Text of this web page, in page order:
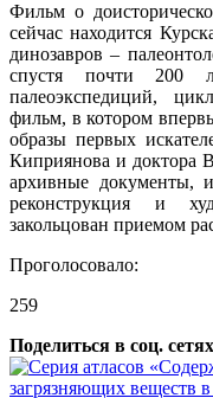
Фильм о
сейчас находится
динозавров –
спустя почти 200
палеоэкспедиций,
фильм, в котором
образы первых
Киприянова и доктора
архивные документы,
реконструкция и
закольцован приемом
Проголосовало:
259
Поделиться в соц.